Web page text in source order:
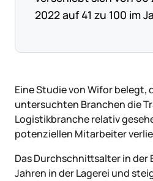
2022 auf 41 zu 100 im
Eine Studie von Wifor belegt,
untersuchten Branchen die
Logistikbranche relativ
potenziellen Mitarbeiter
Das Durchschnittsalter in der
Jahren in der Lagerei und